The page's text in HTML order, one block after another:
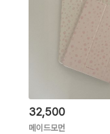
32,500
메이드모먼